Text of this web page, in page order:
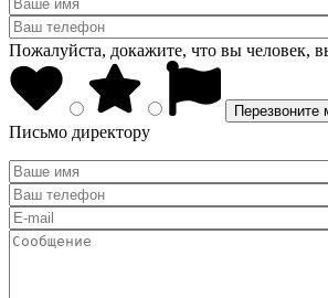
Пожалуйста, докажите, что вы человек,
Письмо директору